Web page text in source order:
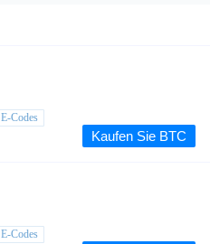
E-Codes
Kaufen Sie BTC
E-Codes